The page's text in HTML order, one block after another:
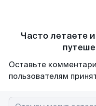
Часто летаете
Оставьте
пользователям